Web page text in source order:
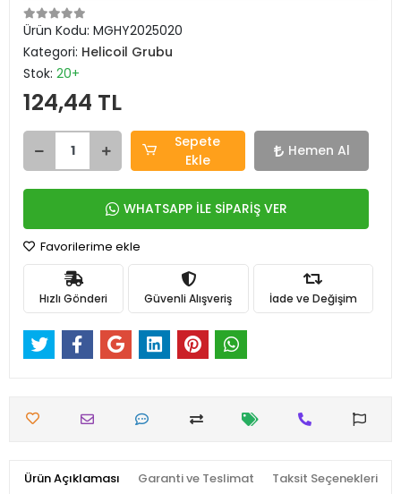
Ürün Kodu: MGHY2025020
Kategori: Helicoil Grubu
Stok: 20+
124,44 TL
Sepete
Ekle
Hemen Al
WHATSAPP İLE SİPARİŞ VER
Favorilerime ekle
Hızlı Gönderi Güvenli Alışveriş İade ve Değişim
Ürün Açıklaması Garanti ve Teslimat Taksit Seçenekleri